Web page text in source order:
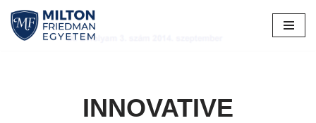
Skip
INNOVATIVE